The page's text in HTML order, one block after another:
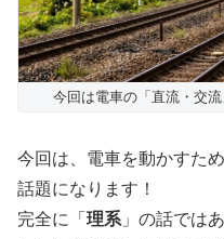
今回は電車の「直流・交
今回は、電車を動かすた
話題になります！
完全に「 理系 」の話では